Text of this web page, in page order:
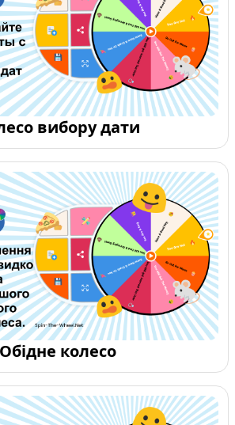
вибору дати
Обідне колесо